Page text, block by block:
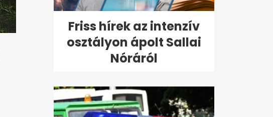
Friss hírek az intenzív
osztályon ápolt Sallai
Nóráról